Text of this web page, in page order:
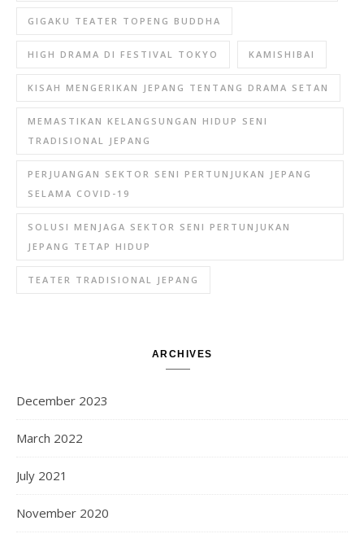
GIGAKU TEATER TOPENG BUDDHA
HIGH DRAMA DI FESTIVAL TOKYO KAMISHIBAI
KISAH MENGERIKAN JEPANG TENTANG DRAMA SETAN
MEMASTIKAN KELANGSUNGAN HIDUP SENI
TRADISIONAL JEPANG
PERJUANGAN SEKTOR SENI PERTUNJUKAN JEPANG
SELAMA COVID-19
SOLUSI MENJAGA SEKTOR SENI PERTUNJUKAN
JEPANG TETAP HIDUP
TEATER TRADISIONAL JEPANG
ARCHIVES
December 2023
March 2022
July 2021
November 2020